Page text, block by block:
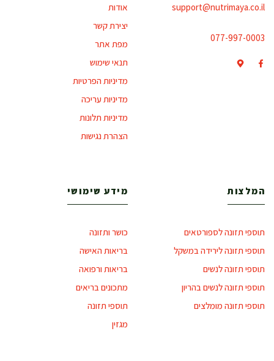
support@nutrimaya.co.il
077-997-0003
אודות
יצירת קשר
מפת אתר
תנאי שימוש
מדיניות הפרטיות
מדיניות עריכה
מדיניות תלונות
הצהרת נגישות
המלצות
תוספי תזונה לספורטאים
תוספי תזונה לירידה במשקל
תוספי תזונה לנשים
תוספי תזונה לנשים בהריון
תוספי תזונה מומלצים
מידע שימושי
כושר ותזונה
בריאות האישה
בריאות ורפואה
מתכונים בריאים
תוספי תזונה
מגזין